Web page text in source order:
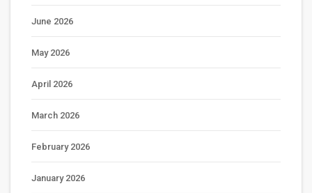
June 2026
May 2026
April 2026
March 2026
February 2026
January 2026